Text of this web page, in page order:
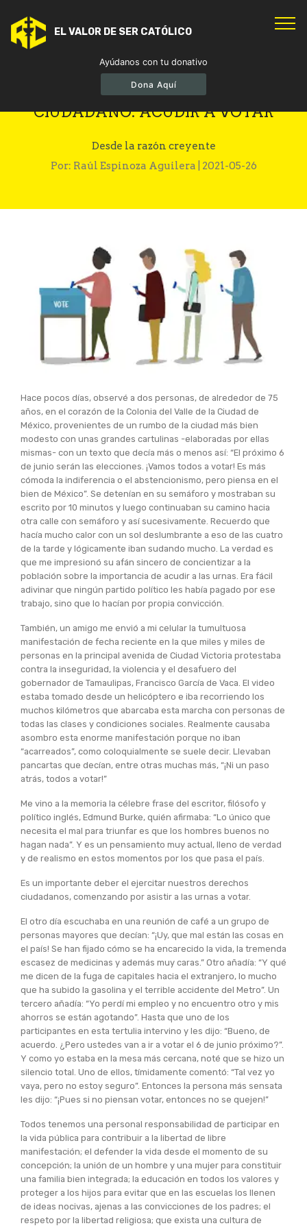
EL VALOR DE SER CATÓLICO
Ayúdanos con tu donativo
Dona Aquí
FUNDAMENTAL DEBER
CIUDADANO: ACUDIR A VOTAR
Desde la razón creyente
Por: Raúl Espinoza Aguilera | 2021-05-26
Hace pocos días, observé a dos personas, de alrededor de 75
años, en el corazón de la Colonia del Valle de la Ciudad de
México, provenientes de un rumbo de la ciudad más bien
modesto con unas grandes cartulinas -elaboradas por ellas
mismas- con un texto que decía más o menos así: “El próximo 6
de junio serán las elecciones. ¡Vamos todos a votar! Es más
cómoda la indiferencia o el abstencionismo, pero piensa en el
bien de México”. Se detenían en su semáforo y mostraban su
escrito por 10 minutos y luego continuaban su camino hacia
otra calle con semáforo y así sucesivamente. Recuerdo que
hacía mucho calor con un sol deslumbrante a eso de las cuatro
de la tarde y lógicamente iban sudando mucho. La verdad es
que me impresionó su afán sincero de concientizar a la
población sobre la importancia de acudir a las urnas. Era fácil
adivinar que ningún partido político les había pagado por ese
trabajo, sino que lo hacían por propia convicción.
También, un amigo me envió a mi celular la tumultuosa
manifestación de fecha reciente en la que miles y miles de
personas en la principal avenida de Ciudad Victoria protestaba
contra la inseguridad, la violencia y el desafuero del
gobernador de Tamaulipas, Francisco García de Vaca. El video
estaba tomado desde un helicóptero e iba recorriendo los
muchos kilómetros que abarcaba esta marcha con personas de
todas las clases y condiciones sociales. Realmente causaba
asombro esta enorme manifestación porque no iban
“acarreados”, como coloquialmente se suele decir. Llevaban
pancartas que decían, entre otras muchas más, “¡Ni un paso
atrás, todos a votar!”
Me vino a la memoria la célebre frase del escritor, filósofo y
político inglés, Edmund Burke, quién afirmaba: “Lo único que
necesita el mal para triunfar es que los hombres buenos no
hagan nada”. Y es un pensamiento muy actual, lleno de verdad
y de realismo en estos momentos por los que pasa el país.
Es un importante deber el ejercitar nuestros derechos
ciudadanos, comenzando por asistir a las urnas a votar.
El otro día escuchaba en una reunión de café a un grupo de
personas mayores que decían: “¡Uy, que mal están las cosas en
el país! Se han fijado cómo se ha encarecido la vida, la tremenda
escasez de medicinas y además muy caras.” Otro añadía: “Y qué
me dicen de la fuga de capitales hacia el extranjero, lo mucho
que ha subido la gasolina y el terrible accidente del Metro”. Un
tercero añadía: “Yo perdí mi empleo y no encuentro otro y mis
ahorros se están agotando”. Hasta que uno de los
participantes en esta tertulia intervino y les dijo: “Bueno, de
acuerdo. ¿Pero ustedes van a ir a votar el 6 de junio próximo?”.
Y como yo estaba en la mesa más cercana, noté que se hizo un
silencio total. Uno de ellos, tímidamente comentó: “Tal vez yo
vaya, pero no estoy seguro”. Entonces la persona más sensata
les dijo: “¡Pues si no piensan votar, entonces no se quejen!”
Todos tenemos una personal responsabilidad de participar en
la vida pública para contribuir a la libertad de libre
manifestación; el defender la vida desde el momento de su
concepción; la unión de un hombre y una mujer para constituir
una familia bien integrada; la educación en todos los valores y
proteger a los hijos para evitar que en las escuelas los llenen
de ideas nocivas, ajenas a las convicciones de los padres; el
respeto por la libertad religiosa; que exista una cultura de